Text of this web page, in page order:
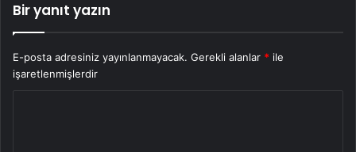
Bir yanıt yazın
E-posta adresiniz yayınlanmayacak. Gerekli alanlar * ile
işaretlenmişlerdir